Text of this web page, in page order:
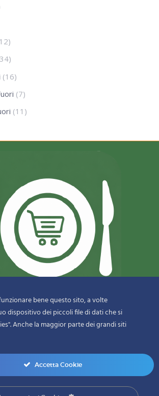
(16)
(7)
(11)
Sfizi & Delizie di Dragotto Gaetano & C.
Snc
0
bene questo sito, a volte
dispositivo dei piccoli file di dati che si
Anche la maggior parte dei grandi siti
Accetta Cookie